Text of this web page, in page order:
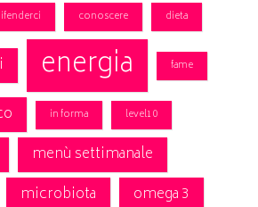
conoscere dieta
energia fame
in forma level10
menù settimanale
microbiota
omega 3